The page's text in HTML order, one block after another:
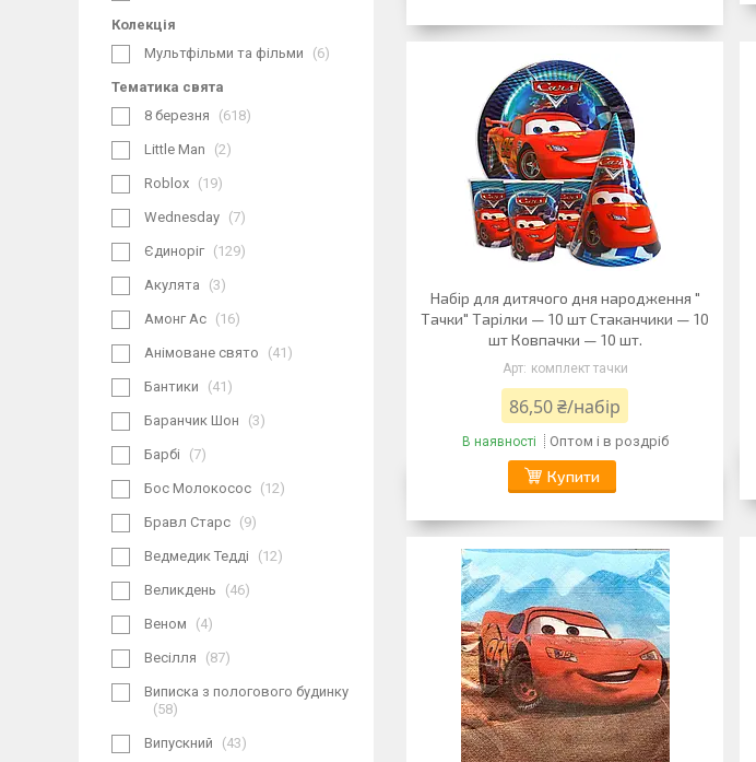
Набір для дитячого дня народження "
Тачки" Тарілки — 10 шт Стаканчики — 10
шт Ковпачки — 10 шт.
комплект тачки
86,50 ₴/набір
В наявності Оптом і в роздріб
Купити
Колекція
Мультфільми та фільми
6
Тематика свята
8 березня
618
Little Man 2
Roblox 19
Wednesday 7
Єдиноріг 129
Акулята 3
Амонг Ас 16
Анімоване свято 41
Бантики 41
Баранчик Шон 3
Барбі 7
Бос Молокосос 12
Бравл Старс 9
Ведмедик Тедді 12
Великдень 46
Веном 4
Весілля 87
Виписка з пологового будинку
58
Випускний 43